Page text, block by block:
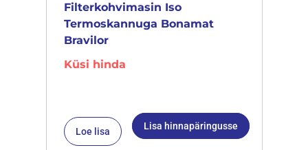
Filterkohvimasin Iso
Termoskannuga Bonamat
Bravilor
Küsi hinda
Loe lisa Lisa hinnapäringusse